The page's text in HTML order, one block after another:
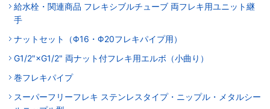
給水栓・関連商品 フレキシブルチューブ 両フレキ用ユニット継
手
ナットセット（Φ16・Φ20フレキパイプ用）
G1/2"×G1/2" 両ナット付フレキ用エルボ（小曲り）
巻フレキパイプ
スーパーフリーフレキ ステンレスタイプ・ニップル・メタルシー